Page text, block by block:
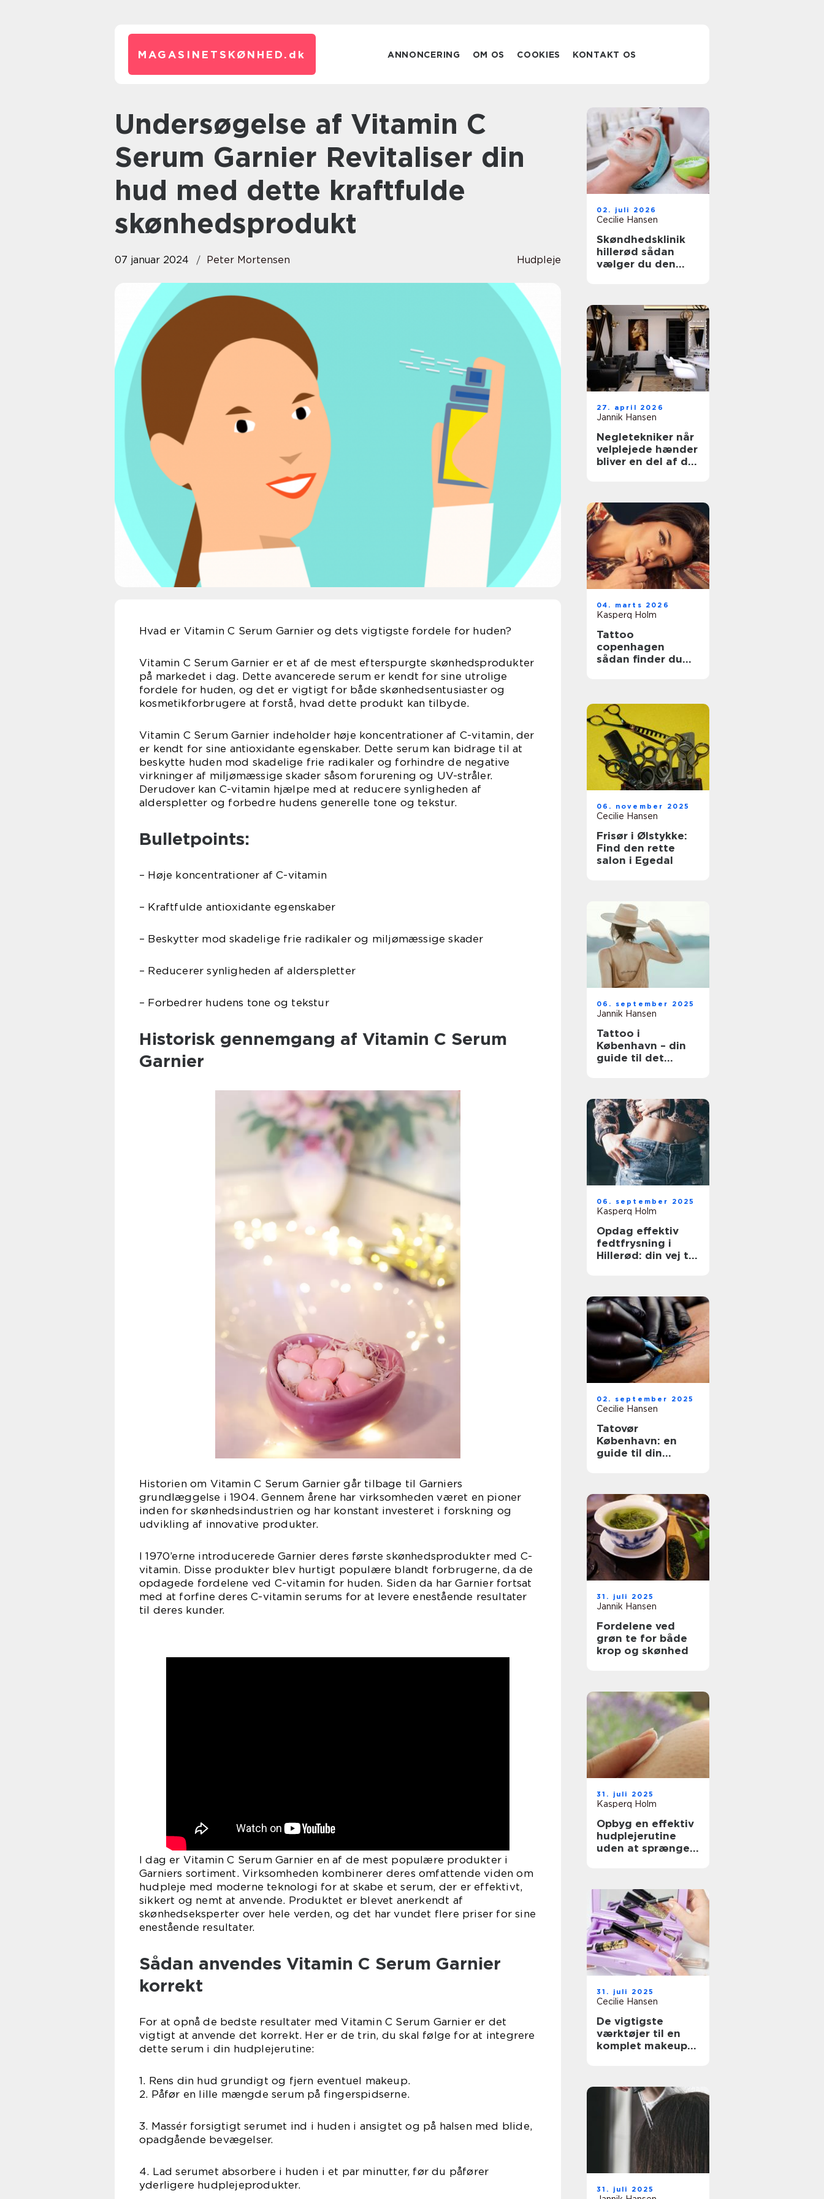
MAGASINETSKØNHED. dk ANNONCERING OM OS COOKIES KONTAKT OS
Undersøgelse af Vitamin C
Serum Garnier Revitaliser din
hud med dette kraftfulde
skønhedsprodukt
07 januar 2024 Peter Mortensen Hudpleje
Hvad er Vitamin C Serum Garnier og dets vigtigste fordele for huden?
Vitamin C Serum Garnier er et af de mest efterspurgte skønhedsprodukter
på markedet i dag. Dette avancerede serum er kendt for sine utrolige
fordele for huden, og det er vigtigt for både skønhedsentusiaster og
kosmetikforbrugere at forstå, hvad dette produkt kan tilbyde.
Vitamin C Serum Garnier indeholder høje koncentrationer af C-vitamin, der
er kendt for sine antioxidante egenskaber. Dette serum kan bidrage til at
beskytte huden mod skadelige frie radikaler og forhindre de negative
virkninger af miljømæssige skader såsom forurening og UV-stråler.
Derudover kan C-vitamin hjælpe med at reducere synligheden af
alderspletter og forbedre hudens generelle tone og tekstur.
Bulletpoints:
– Høje koncentrationer af C-vitamin
– Kraftfulde antioxidante egenskaber
– Beskytter mod skadelige frie radikaler og miljømæssige skader
– Reducerer synligheden af alderspletter
– Forbedrer hudens tone og tekstur
Historisk gennemgang af Vitamin C Serum
Garnier
Historien om Vitamin C Serum Garnier går tilbage til Garniers
grundlæggelse i 1904. Gennem årene har virksomheden været en pioner
inden for skønhedsindustrien og har konstant investeret i forskning og
udvikling af innovative produkter.
I 1970’erne introducerede Garnier deres første skønhedsprodukter med C-
vitamin. Disse produkter blev hurtigt populære blandt forbrugerne, da de
opdagede fordelene ved C-vitamin for huden. Siden da har Garnier fortsat
med at forfine deres C-vitamin serums for at levere enestående resultater
til deres kunder.
I dag er Vitamin C Serum Garnier en af de mest populære produkter i
Garniers sortiment. Virksomheden kombinerer deres omfattende viden om
hudpleje med moderne teknologi for at skabe et serum, der er effektivt,
sikkert og nemt at anvende. Produktet er blevet anerkendt af
skønhedseksperter over hele verden, og det har vundet flere priser for sine
enestående resultater.
Sådan anvendes Vitamin C Serum Garnier
korrekt
For at opnå de bedste resultater med Vitamin C Serum Garnier er det
vigtigt at anvende det korrekt. Her er de trin, du skal følge for at integrere
dette serum i din hudplejerutine:
1. Rens din hud grundigt og fjern eventuel makeup.
2. Påfør en lille mængde serum på fingerspidserne.
3. Massér forsigtigt serumet ind i huden i ansigtet og på halsen med blide,
opadgående bevægelser.
4. Lad serumet absorbere i huden i et par minutter, før du påfører
yderligere hudplejeprodukter.
02. juli 2026
Cecilie Hansen
Skøndhedsklinik
hillerød sådan
vælger du den
27. april 2026
Jannik Hansen
Negletekniker når
velplejede hænder
bliver en del af dit
04. marts 2026
Kasperq Holm
Tattoo
copenhagen
sådan finder du
06. november 2025
Cecilie Hansen
Frisør i Ølstykke:
Find den rette
salon i Egedal
06. september 2025
Jannik Hansen
Tattoo i
København – din
guide til det
06. september 2025
Kasperq Holm
Opdag effektiv
fedtfrysning i
Hillerød: din vej til
02. september 2025
Cecilie Hansen
Tatovør
København: en
guide til din
31. juli 2025
Jannik Hansen
Fordelene ved
grøn te for både
krop og skønhed
31. juli 2025
Kasperq Holm
Opbyg en effektiv
hudplejerutine
uden at sprænge
31. juli 2025
Cecilie Hansen
De vigtigste
værktøjer til en
komplet makeup-
31. juli 2025